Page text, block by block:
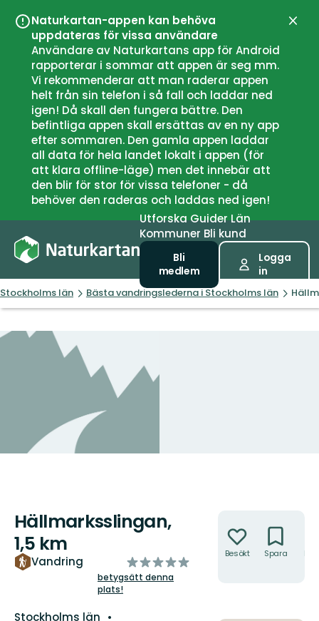
Naturkartan-appen kan behöva
uppdateras för vissa användare
Användare av Naturkartans app för Android
rapporterar i sommar att appen är seg mm.
Vi rekommenderar att man raderar appen
helt från sin telefon i så fall och laddar ned
igen! Då skall den fungera bättre. Den
befintliga appen skall ersättas av en ny app
efter sommaren. Den gamla appen laddar
all data för hela landet lokalt i appen (för
att klara offline-läge) men det innebär att
den blir för stor för vissa telefoner - då
behöver den raderas och laddas ned igen!
UtforskaGuiderLän
Kommuner Bli kund
Bli
medlem
Logga
in
Stockholms län Bästa vandringslederna i Stockholms län
Hällmarksslingan,
1,5 km
Vandring
av
5
betygsätt denna
plats!
Län:
Stockholms län
Besökt Spara